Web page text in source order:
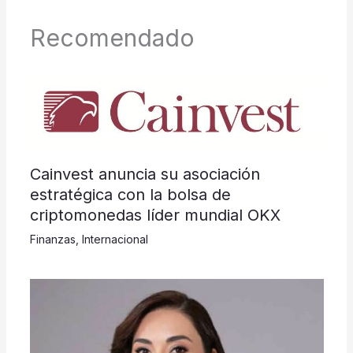
Recomendado
Cainvest anuncia su asociación
estratégica con la bolsa de
criptomonedas líder mundial OKX
Finanzas Internacional